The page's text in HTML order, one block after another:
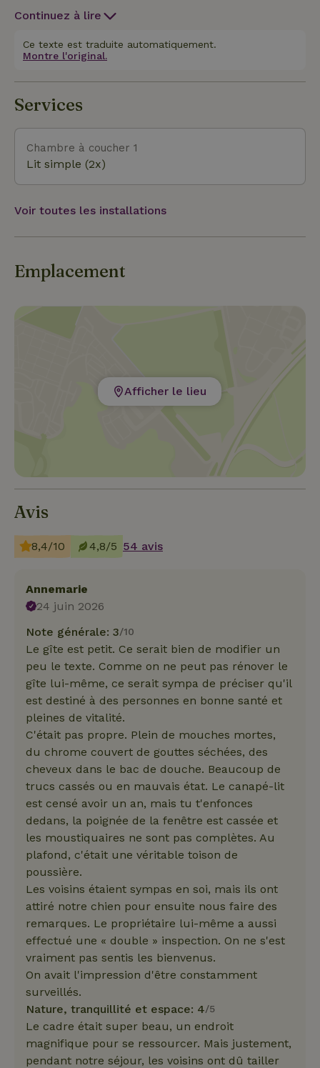
cottages dont les numéros d'identification sont :
25385, 25150 et 24607.
tu trouveras les villes frisonnes de Dokkum et
la peine. En outre, une excursion sur les îles des
Wadden d'Ameland et de Schiermonnikoog est
vivement recommandée. Des vélos (également
électriques) peuvent être loués et livrés à la maison
de vacances.
Continuez à lire
Ce texte est traduite automatiquement.
Montre l'original.
Services
Chambre à coucher 1
Lit simple (2x)
Voir toutes les installations
Emplacement
Afficher le lieu
Avis
8,4/10 4,8/5 54 avis
Annemarie
24 juin 2026
Note générale: 3/10
Le gîte est petit. Ce serait bien de modifier un
peu le texte. Comme on ne peut pas rénover le
gîte lui-même, ce serait sympa de préciser qu'il
est destiné à des personnes en bonne santé et
pleines de vitalité.
C'était pas propre. Plein de mouches mortes,
du chrome couvert de gouttes séchées, des
cheveux dans le bac de douche. Beaucoup de
trucs cassés ou en mauvais état. Le canapé-lit
est censé avoir un an, mais tu t'enfonces
dedans, la poignée de la fenêtre est cassée et
les moustiquaires ne sont pas complètes. Au
plafond, c'était une véritable toison de
poussière.
Les voisins étaient sympas en soi, mais ils ont
attiré notre chien pour ensuite nous faire des
remarques. Le propriétaire lui-même a aussi
effectué une « double » inspection. On ne s'est
vraiment pas sentis les bienvenus.
On avait l'impression d'être constamment
surveillés.
Nature, tranquillité et espace: 4/5
Le cadre était super beau, un endroit
magnifique pour se ressourcer. Mais justement,
pendant notre séjour, les voisins ont dû tailler